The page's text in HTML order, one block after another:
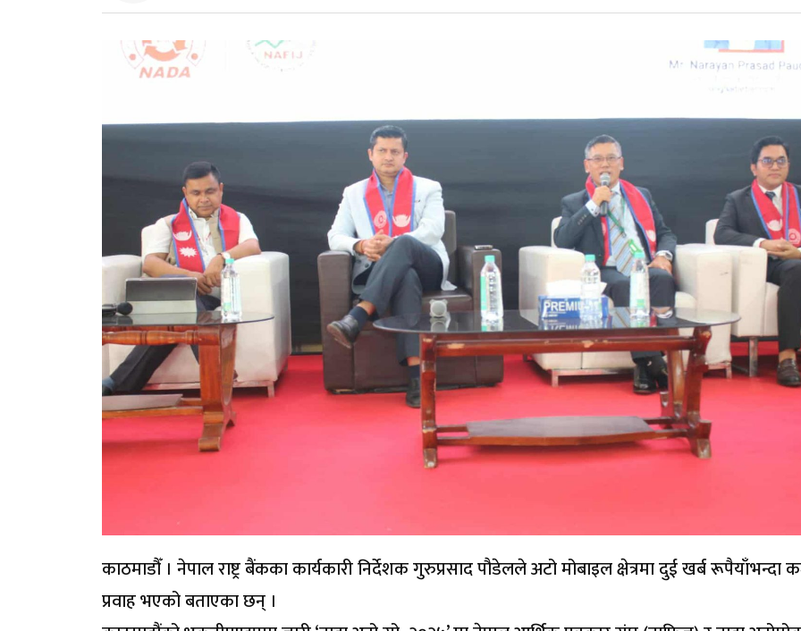
काठमाडौँ । नेपाल राष्ट्र बैंकका कार्यकारी निर्देशक गुरुप्रसाद पौडेलले अटो मोबाइल क्षेत्रमा दुई खर्ब रूपैयाँभन्दा
प्रवाह भएको बताएका छन् ।